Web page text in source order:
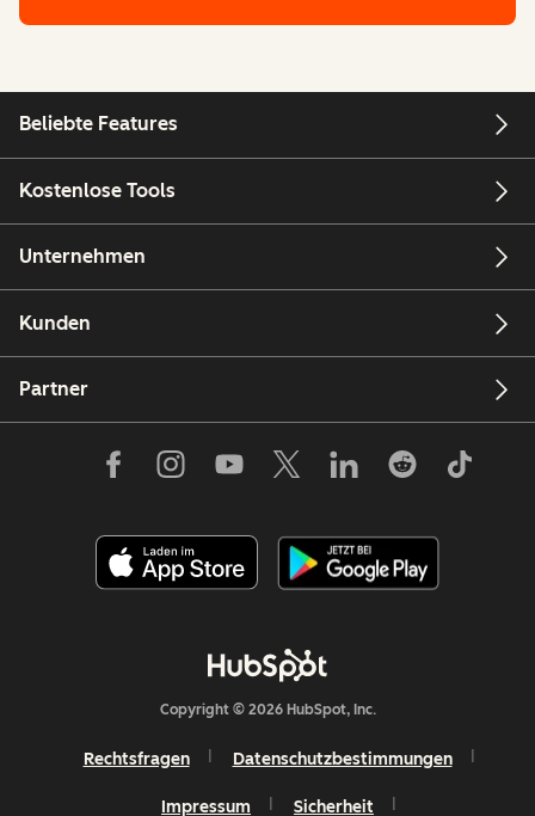
Beliebte Features
Kostenlose Tools
Unternehmen
Kunden
Partner
Copyright © 2026 HubSpot, Inc.
Rechtsfragen Datenschutzbestimmungen
Impressum Sicherheit